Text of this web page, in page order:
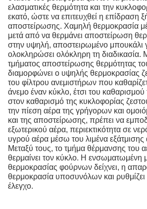
ελασματικές θερμότητα και την
εκατό, ώστε να επιτευχθεί η επίδραση
αποστείρωσης. Χαμηλή θερμοκρασία
μετά από να θερμάνει αποστείρωση
στην υψηλή, αποστειρωμένο μπουκάλι
ολοκληρώσει ολόκληρη τη διαδικασία.
τμήματος αποστείρωσης θερμότητας
διαμορφώνει ο υψηλής θερμοκρασίας
του φίλτρου ανεμιστήρων που
άνεμο έναν κύκλο, έτσι του
στον καθαρισμό της κυκλοφορίας
την πίεση αέρα της γρήγορων και
και της αποστείρωσης, πρέπει να
εξωτερικού αέρα, περιεκτικότητα σε
υγρού αέρα μέσω του λιμένα
Μεταξύ τους, το τμήμα θέρμανσης του
θερμαίνει τον κύκλο. Η ενσωματωμένη
θερμοκρασίας φούρνων δείχνει, η
θερμοκρασία υποσυνόλων και ρυθμίζει
έλεγχο.